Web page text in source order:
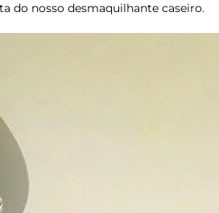
do nosso desmaquilhante caseiro.